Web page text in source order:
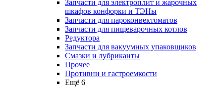
Запчасти для электроплит и жарочных
шкафов конфорки и ТЭНы
Запчасти для пароконвектоматов
Запчасти для пищеварочных котлов
Редуктора
Запчасти для вакуумных упаковщиков
Смазки и лубриканты
Прочее
Противни и гастроемкости
Ещё 6